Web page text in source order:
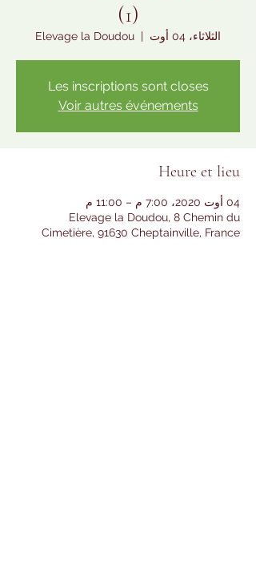
(1)
الثلاثاء، 04 أوت
  |
Elevage la Doudou
Les inscriptions sont closes
Voir autres événements
Heure et lieu
04 أوت 2020، 7:00 م – 11:00 م
Elevage la Doudou, 8 Chemin du
Cimetière, 91630 Cheptainville, France